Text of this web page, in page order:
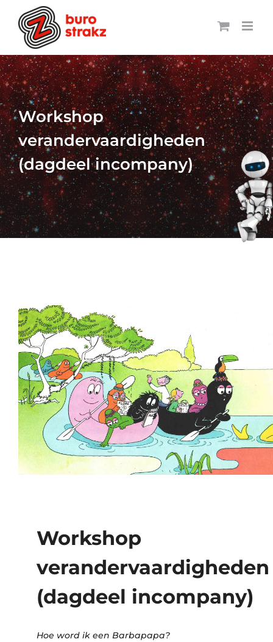
naar
inhoud
Workshop
verandervaardigheden
(dagdeel incompany)
Workshop
verandervaardigheden
(dagdeel incompany)
Hoe word ik een Barbapapa?